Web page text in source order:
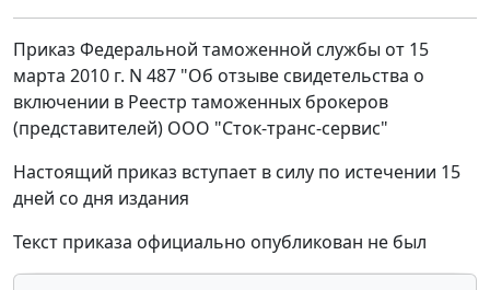
Приказ Федеральной таможенной службы от 15
марта 2010 г. N 487 "Об отзыве свидетельства о
включении в Реестр таможенных брокеров
(представителей) ООО "Сток-транс-сервис"
Настоящий приказ вступает в силу по истечении 15
дней со дня издания
Текст приказа официально опубликован не был